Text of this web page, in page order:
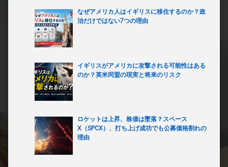
なぜアメリカ人はイギリスに移住するのか？政
治だけではない7つの理由
イギリスがアメリカに攻撃される可能性はある
のか？英米同盟の現実と将来のリスク
ロケットは上昇、株価は墜落？スペース
X（SPCX）、打ち上げ成功でも公募価格割れの
理由